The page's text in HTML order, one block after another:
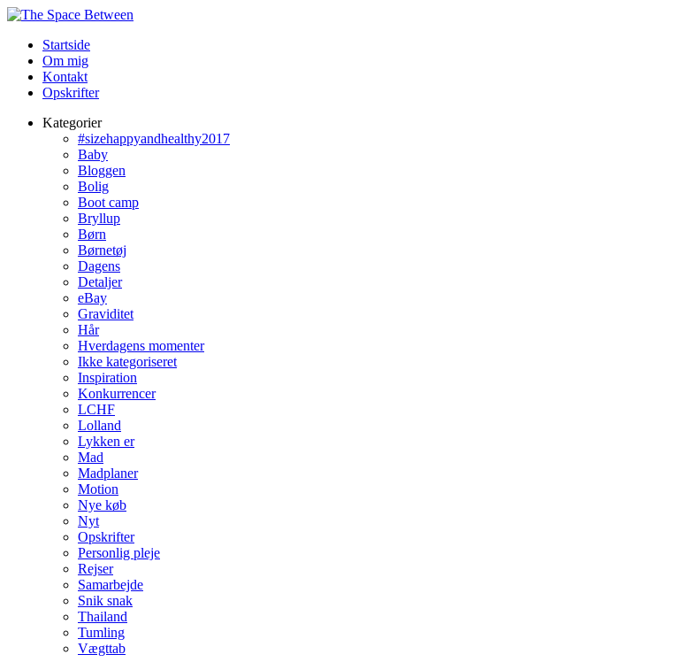
Startside
Om mig
Kontakt
Opskrifter
Kategorier
#sizehappyandhealthy2017
Baby
Bloggen
Bolig
Boot camp
Bryllup
Børn
Børnetøj
Dagens
Detaljer
eBay
Graviditet
Hår
Hverdagens momenter
Ikke kategoriseret
Inspiration
Konkurrencer
LCHF
Lolland
Lykken er
Mad
Madplaner
Motion
Nye køb
Nyt
Opskrifter
Personlig pleje
Rejser
Samarbejde
Snik snak
Thailand
Tumling
Vægttab